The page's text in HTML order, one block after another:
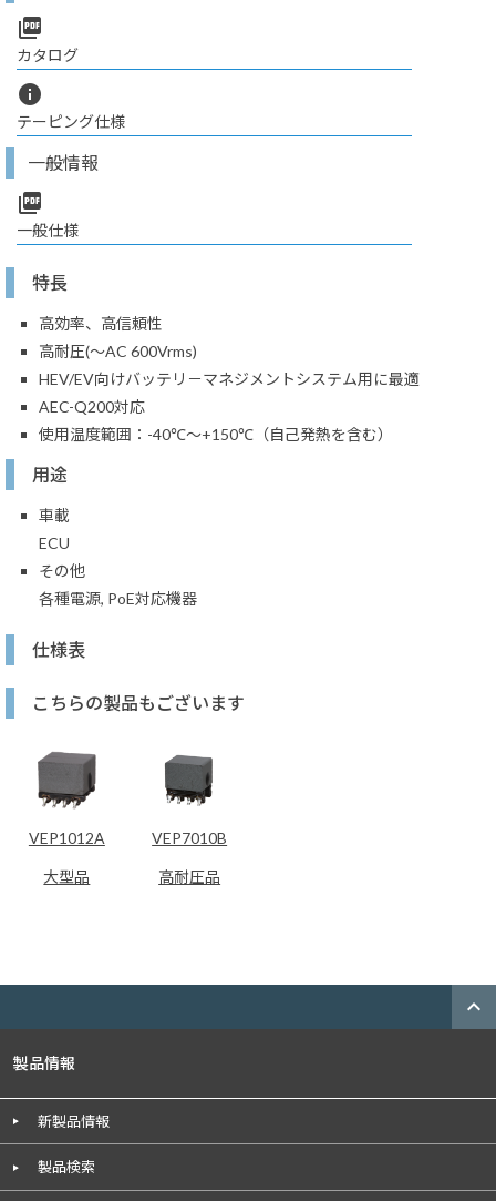
picture_as_pdf
カタログ
info
テーピング仕様
一般情報
picture_as_pdf
一般仕様
特長
高効率、高信頼性
高耐圧(～AC 600Vrms)
HEV/EV向けバッテリ－マネジメントシステム用に最適
AEC-Q200対応
使用温度範囲：-40℃～+150℃（自己発熱を含む）
用途
車載
ECU
その他
各種電源, PoE対応機器
仕様表
こちらの製品もございます
VEP1012A
大型品
VEP7010B
高耐圧品
expand_less
製品情報
新製品情報
製品検索